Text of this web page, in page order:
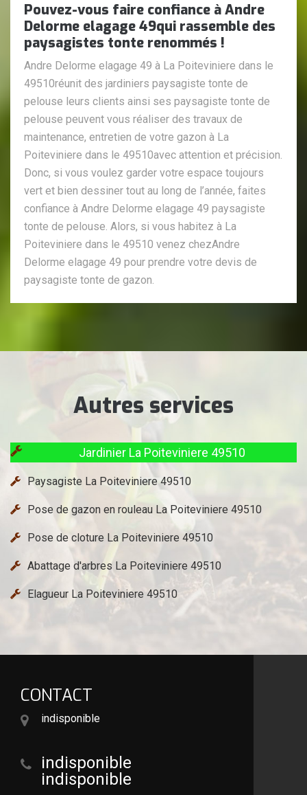
Pouvez-vous faire confiance à Andre
Delorme elagage 49qui rassemble des
paysagistes tonte renommés !
Andre Delorme elagage 49 à La Poiteviniere dans le
49510réunit des jardiniers paysagiste tonte de
pelouse leurs clients ainsi ses paysagiste tonte de
pelouse peuvent vous réaliser des travaux de
maintenance, entretien de votre gazon à La
Poiteviniere dans le 49510avec attention et précision.
Donc, si vous voulez garder votre espace toujours
vert et bien dessiner tout au long de l’année, faites
confiance à Andre Delorme elagage 49 paysagiste
tonte de pelouse. Alors, si vous habitez à La
Poiteviniere dans le 49510 venez chezAndre
Delorme elagage 49 pour prendre votre devis de
paysagiste tonte de gazon.
Autres services
Jardinier La Poiteviniere 49510
Paysagiste La Poiteviniere 49510
Pose de gazon en rouleau La Poiteviniere 49510
Pose de cloture La Poiteviniere 49510
Abattage d'arbres La Poiteviniere 49510
Elagueur La Poiteviniere 49510
CONTACT
indisponible
indisponible
indisponible